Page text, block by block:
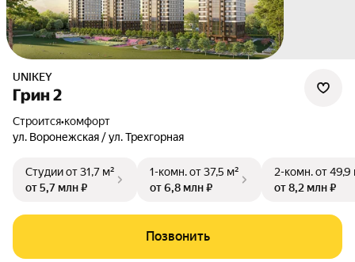
UNIKEY
Грин 2
Строится•комфорт
ул. Воронежская / ул. Трехгорная
Студииот 31,7 м²
от 5,7 млн ₽
1-комн.от 37,5 м²
от 6,8 млн ₽
2-комн.от 49,9
от 8,2 млн ₽
Позвонить